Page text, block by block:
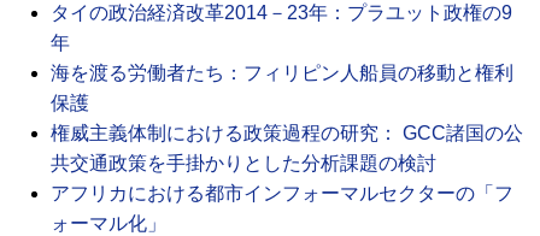
タイの政治経済改革2014－23年：プラユット政権の9
年
海を渡る労働者たち：フィリピン人船員の移動と権利
保護
権威主義体制における政策過程の研究： GCC諸国の公
共交通政策を手掛かりとした分析課題の検討
アフリカにおける都市インフォーマルセクターの「フ
ォーマル化」